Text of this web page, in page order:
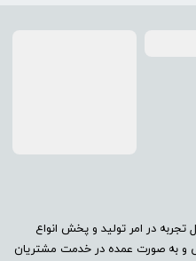
و فروشگاه سروش با بیش از 70 سال تجربه در امر تولید و پخش انواع
و به صورت عمده در خدمت مشتریان